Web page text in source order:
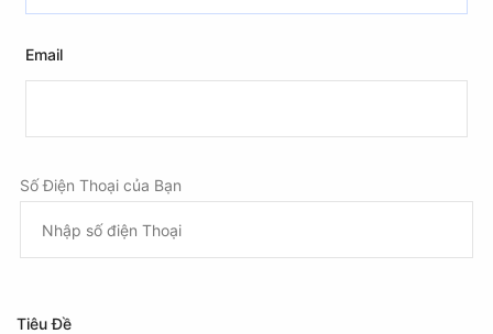
Email
Số Điện Thoại của Bạn
Tiêu Đề